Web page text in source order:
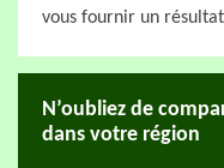
vous fournir un
N’oubliez de
dans votre région